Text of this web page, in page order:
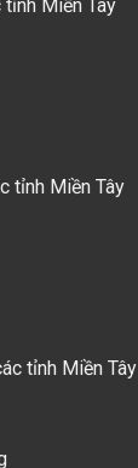
Miền Tây
tỉnh Miền Tây
tỉnh Miền Tây